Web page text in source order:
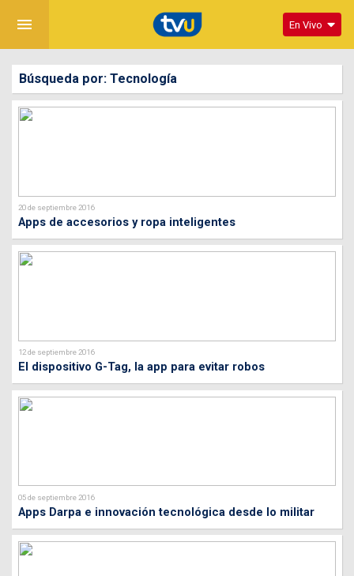
menu En Vivo
Búsqueda por: Tecnología
20 de septiembre 2016
Apps de accesorios y ropa inteligentes
12 de septiembre 2016
El dispositivo G-Tag, la app para evitar robos
05 de septiembre 2016
Apps Darpa e innovación tecnológica desde lo militar